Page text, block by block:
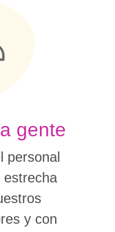
gente
personal
estrecha
y con